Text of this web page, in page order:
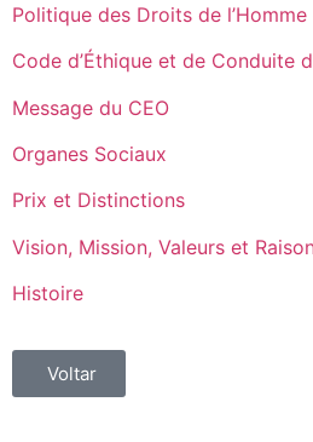
Politique des Droits de
Code d’Éthique et de Conduite
Message du CEO
Organes Sociaux
Prix et Distinctions
Vision, Mission, Valeurs et
Histoire
Voltar